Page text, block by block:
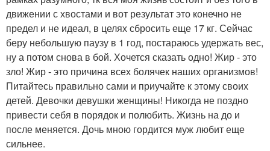
движении с хвостами и вот результат это конечно не
предел и не идеал, в целях сбросить еще 17 кг. Сейчас
беру небольшую паузу в 1 год, постараюсь удержать вес,
ну а потом снова в бой. Хочется сказать одно! Жир - это
зло! Жир - это причина всех болячек наших организмов!
Питайтесь правильно сами и приучайте к этому своих
детей. Девочки девушки женщины! Никогда не поздно
привести себя в порядок и полюбить. Жизнь на до и
после меняется. Дочь мною гордится муж любит еще
сильнее.